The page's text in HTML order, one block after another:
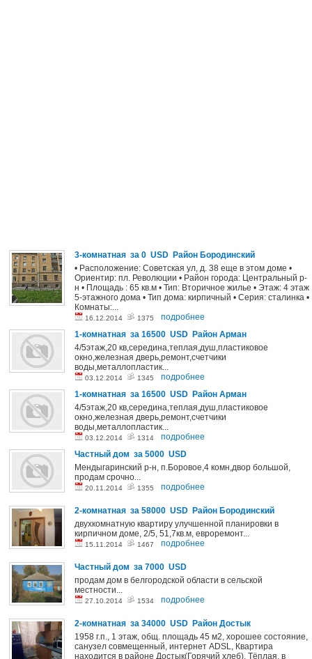
3-комнатная за 0 USD Район Бородинский
• Расположение: Советская ул, д. 38 еще в этом доме •
Ориентир: пл. Революции • Район города: Центральный р-
н • Площадь : 65 кв.м • Тип: Вторичное жилье • Этаж: 4 этаж
5-этажного дома • Тип дома: кирпичный • Серия: сталинка •
Комнаты:...
16.12.2014 1375
подробнее
1-комнатная за 16500 USD Район Арман
4/5этаж,20 кв,середина,теплая,душ,пластиковое
окно,железная дверь,ремонт,счетчики
воды,металлопластик...
03.12.2014 1345
подробнее
1-комнатная за 16500 USD Район Арман
4/5этаж,20 кв,середина,теплая,душ,пластиковое
окно,железная дверь,ремонт,счетчики
воды,металлопластик...
03.12.2014 1314
подробнее
Частный дом за 5000 USD
Мендыгаринский р-н, п.Боровое,4 комн,двор большой,
продам срочно...
20.11.2014 1355 подробнее
2-комнатная за 58000 USD Район Бородинский
двухкомнатную квартиру улучшенной планировки в
кирпичном доме, 2/5, 51,7кв.м, евроремонт...
15.11.2014 1467 подробнее
Частный дом за 7000 USD
продам дом в белгородской области в сельской
местности...
27.10.2014 1534 подробнее
2-комнатная за 34000 USD Район Достык
1958 г.п., 1 этаж, общ. площадь 45 м2, хорошее состояние,
санузел совмещенный, интернет ADSL, Квартира
находится в районе Достык(Горячий хлеб). Тёплая, в